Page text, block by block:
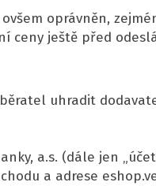
oprávněn,
ceny ještě před
uhradit
a.s. (dále jen
a adrese